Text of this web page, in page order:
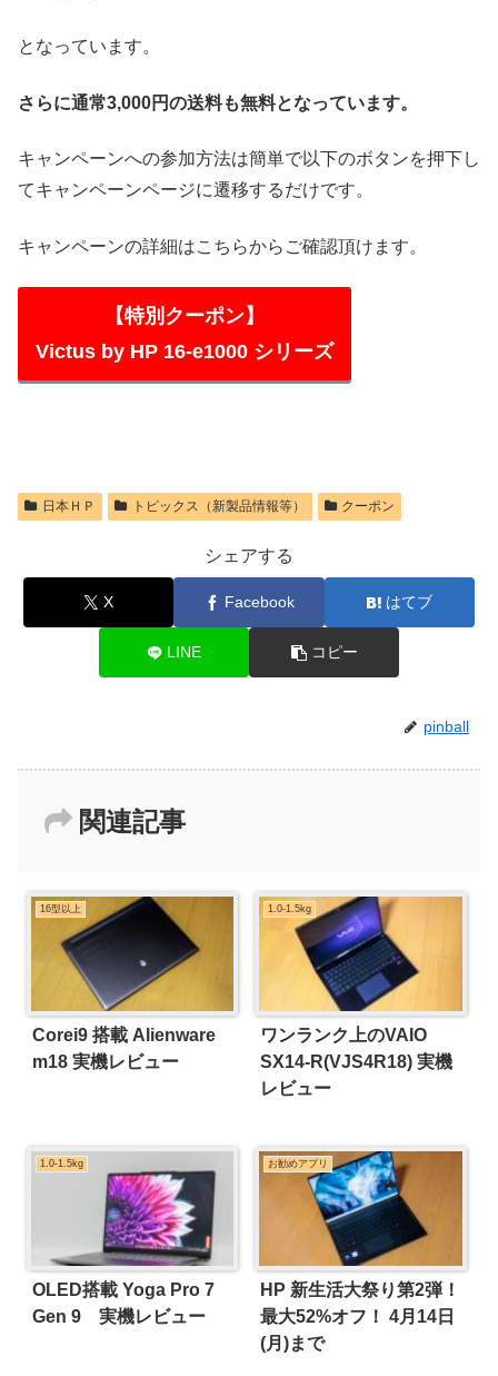
となっています。
さらに通常3,000円の送料も無料となっています。
キャンペーンへの参加方法は簡単で以下のボタンを押下し
てキャンペーンページに遷移するだけです。
キャンペーンの詳細はこちらからご確認頂けます。
【特別クーポン】
Victus by HP 16-e1000 シリーズ
日本ＨＰ トピックス（新製品情報等） クーポン
シェアする
X Facebook はてブ
LINE コピー
pinball
関連記事
16型以上
Corei9 搭載 Alienware
m18 実機レビュー
1.0-1.5kg
ワンランク上のVAIO
SX14-R(VJS4R18) 実機
レビュー
1.0-1.5kg
OLED搭載 Yoga Pro 7
Gen 9 実機レビュー
お勧めアプリ
HP 新生活大祭り第2弾！
最大52%オフ！ 4月14日
(月)まで